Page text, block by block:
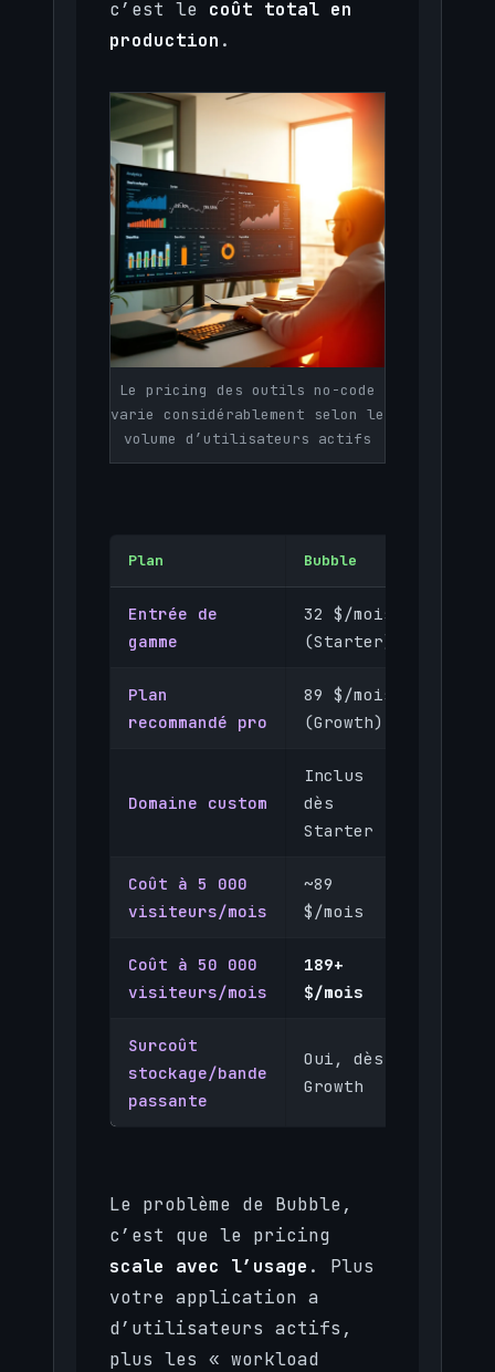
c’est le coût total en
production .
Le pricing des outils no-code
varie considérablement selon le
volume d’utilisateurs actifs
Plan Bubble
Entrée de
gamme
32 $/mois
(Starter)
Plan
recommandé pro
89 $/mois
(Growth)
Domaine custom
Inclus
dès
Starter
Coût à 5 000
visiteurs/mois
~89
$/mois
Coût à 50 000
visiteurs/mois
189+
$/mois
Surcoût
stockage/bande
passante
Oui, dès
Growth
Le problème de Bubble,
c’est que le pricing
scale avec l’usage . Plus
votre application a
d’utilisateurs actifs,
plus les « workload